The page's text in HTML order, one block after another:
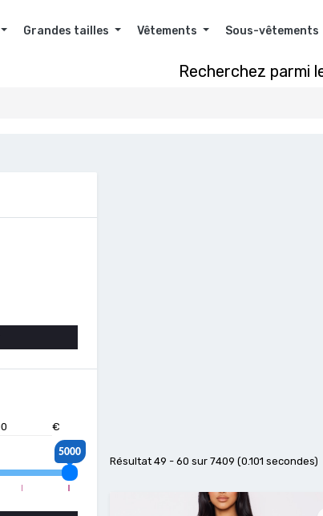
Grandes tailles Vêtements Sous-vêtements
Recherchez parmi
€
5000
Résultat 49 - 60 sur 7409 (0.101 secondes)